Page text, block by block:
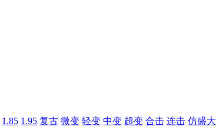
1.85 1.95 复古 微变 轻变 中变 超变 合击 连击 仿盛大